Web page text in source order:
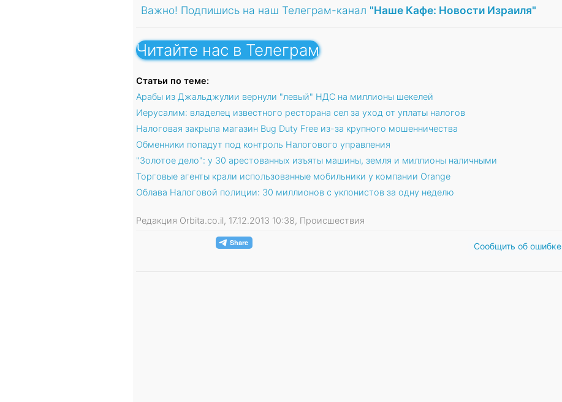
Важно! Подпишись на наш Телеграм-канал "Наше Кафе: Новости Израиля"
Читайте нас в Телеграм
Статьи по теме:
Арабы из Джальджулии вернули "левый" НДС на миллионы шекелей
Иерусалим: владелец известного ресторана сел за уход от уплаты налогов
Налоговая закрыла магазин Bug Duty Free из-за крупного мошенничества
Обменники попадут под контроль Налогового управления
"Золотое дело": у 30 арестованных изъяты машины, земля и миллионы наличными
Торговые агенты крали использованные мобильники у компании Orange
Облава Налоговой полиции: 30 миллионов с уклонистов за одну неделю
Редакция Orbita.co.il, 17.12.2013 10:38, Происшествия
Сообщить об ошибке